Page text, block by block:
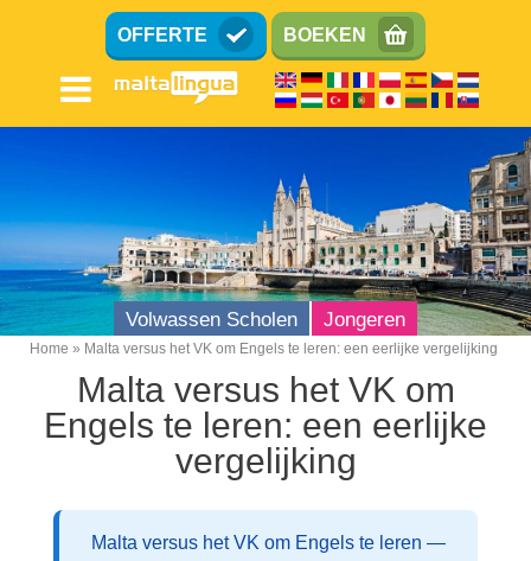
inhoud
OFFERTE BOEKEN
Volwassen Scholen Jongeren
Breadcrumb
Home Malta versus het VK om Engels te leren: een eerlijke vergelijking
Malta versus het VK om
Engels te leren: een eerlijke
vergelijking
Malta versus het VK om Engels te leren —